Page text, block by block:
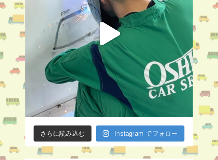
さらに読み込む Instagram でフォロー